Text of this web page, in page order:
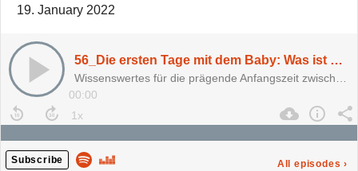
19. January 2022
56_Die ersten Tage mit dem Baby: Was ist wichtig?
00:00
Subscribe All episodes ›